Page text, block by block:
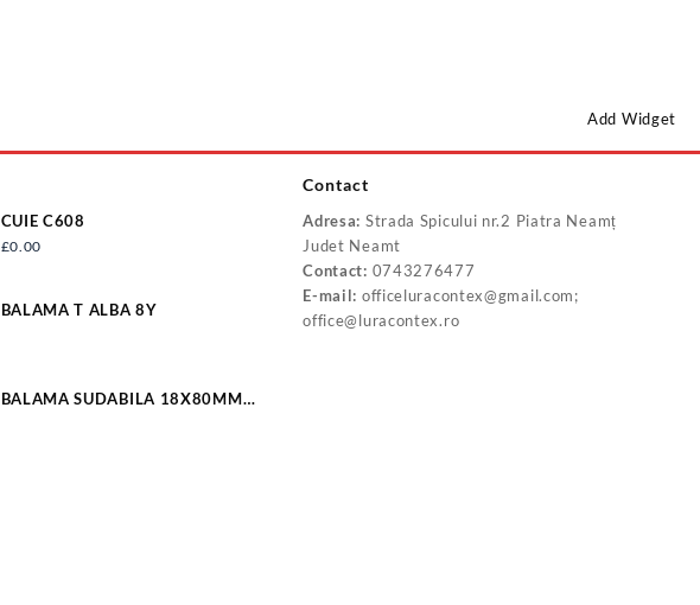
Add Widget
CUIE C608
£0.00
BALAMA T ALBA 8Y
BALAMA SUDABILA 18X80MM
Contact
Adresa: Strada Spicului nr.2 Piatra Neamț
Judet Neamt
Contact: 0743276477
E-mail: officeluracontex@gmail.com;
office@luracontex.ro